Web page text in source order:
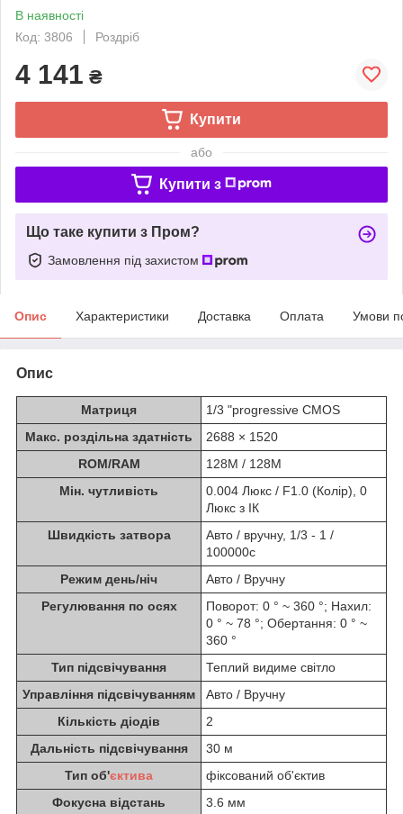
В наявності
Код: 3806
Роздріб
4 141 ₴
Купити
або
Купити з
Що таке купити з Пром?
Замовлення під захистом
Опис Характеристики Доставка Оплата Умови
Опис
Матриця
1/3 "progressive CMOS
Макс. роздільна здатність
2688 × 1520
ROM/RAM
128M / 128M
Мін. чутливість
0.004 Люкс / F1.0 (Колір), 0
Люкс з ІК
Швидкість затвора
Авто / вручну, 1/3 - 1 /
100000с
Режим день/ніч
Авто / Вручну
Регулювання по осях
Поворот: 0 ° ~ 360 °; Нахил:
0 ° ~ 78 °; Обертання: 0 ° ~
360 °
Тип підсвічування
Теплий видиме світло
Управління підсвічуванням
Авто / Вручну
Кількість діодів
2
Дальність підсвічування
30 м
Тип об'єктива
фіксований об'єктив
Фокусна відстань
3.6 мм